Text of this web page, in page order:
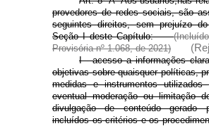
provedores de redes sociais, são
seguintes direitos, sem prejuízo
Seção I deste Capítulo:
Provisória nº 1.068, de 2021)
I - acesso a informações
objetivas sobre quaisquer políticas,
medidas e instrumentos
eventual moderação ou limitação
divulgação de conteúdo gerado
incluídos os critérios e os